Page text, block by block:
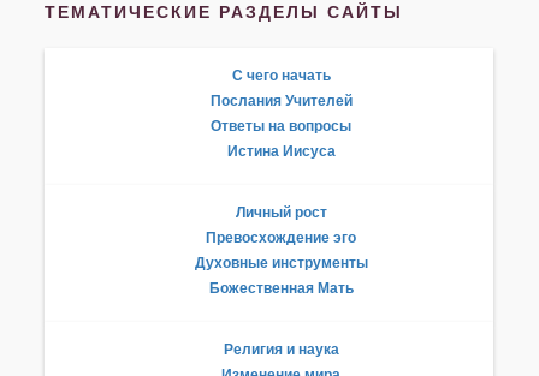
ТЕМАТИЧЕСКИЕ РАЗДЕЛЫ САЙТЫ
С чего начать
Послания Учителей
Ответы на вопросы
Истина Иисуса
Личный рост
Превосхождение эго
Духовные инструменты
Божественная Мать
Религия и наука